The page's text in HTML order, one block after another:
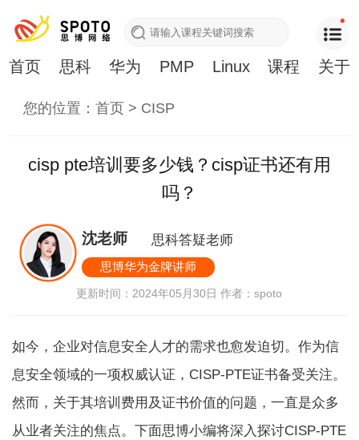
首页 思科 华为 PMP Linux 课程 关于
您的位置：首页 > CISP
cisp pte培训要多少钱？cisp证书还有用
吗？
沈老师 思科答疑老师
思博华为金牌讲师
更新时间：2024年05月30日作者：spoto
如今，企业对信息安全人才的需求也愈发迫切。作为信
息安全领域的一项权威认证，CISP-PTE证书备受关注。
然而，关于其培训费用及证书价值的问题，一直是众多
从业者关注的焦点。下面思博小编将深入探讨CISP-PTE